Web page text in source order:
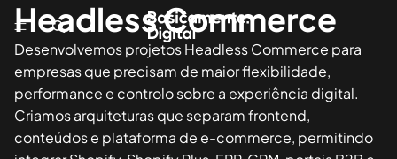
Headless Commerce
Desenvolvemos projetos Headless Commerce para
empresas que precisam de maior flexibilidade,
performance e controlo sobre a experiência digital.
Criamos arquiteturas que separam frontend,
conteúdos e plataforma de e-commerce, permitindo